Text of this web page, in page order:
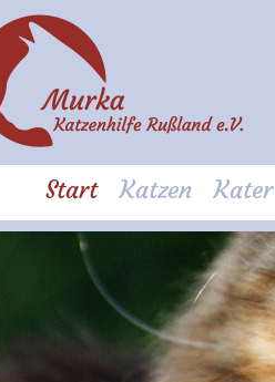
Start Katzen Kater